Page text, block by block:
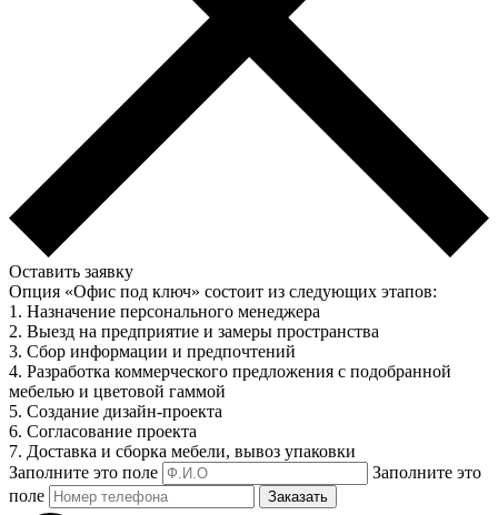
Оставить заявку
Опция «Офис под ключ» состоит из следующих этапов:
1. Назначение персонального менеджера
2. Выезд на предприятие и замеры пространства
3. Сбор информации и предпочтений
4. Разработка коммерческого предложения с подобранной
мебелью и цветовой гаммой
5. Создание дизайн-проекта
6. Согласование проекта
7. Доставка и сборка мебели, вывоз упаковки
Заполните это поле
Заполните это
поле
Заказать